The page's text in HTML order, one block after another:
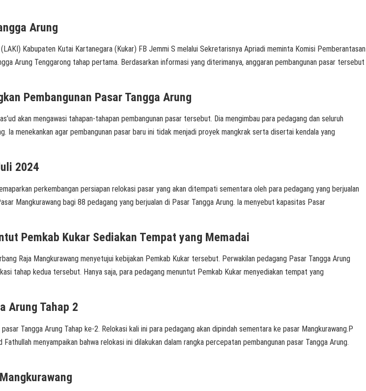
Arung
Kabupaten Kutai Kartanegara (Kukar) FB Jemmi S melalui Sekretarisnya Apriadi meminta Komisi Pemberantasan
Arung Tenggarong tahap pertama. Berdasarkan informasi yang diterimanya, anggaran pembangunan pasar tersebut
Pembangunan Pasar Tangga Arung
akan mengawasi tahapan-tahapan pembangunan pasar tersebut. Dia mengimbau para pedagang dan seluruh
menekankan agar pembangunan pasar baru ini tidak menjadi proyek mangkrak serta disertai kendala yang
2024
perkembangan persiapan relokasi pasar yang akan ditempati sementara oleh para pedagang yang berjualan
Mangkurawang bagi 88 pedagang yang berjualan di Pasar Tangga Arung. Ia menyebut kapasitas Pasar
Pemkab Kukar Sediakan Tempat yang Memadai
Raja Mangkurawang menyetujui kebijakan Pemkab Kukar tersebut. Perwakilan pedagang Pasar Tangga Arung
tahap kedua tersebut. Hanya saja, para pedagang menuntut Pemkab Kukar menyediakan tempat yang
Arung Tahap 2
Tangga Arung Tahap ke-2. Relokasi kali ini para pedagang akan dipindah sementara ke pasar Mangkurawang.P
menyampaikan bahwa relokasi ini dilakukan dalam rangka percepatan pembangunan pasar Tangga Arung.